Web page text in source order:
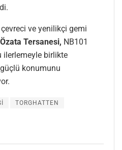
ve yenilikçi gemi
Özata Tersanesi, NB101
ilerlemeyle birlikte
konumunu
TORGHATTEN